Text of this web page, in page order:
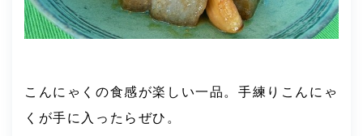
こんにゃくの食感が楽しい一品。手練りこんにゃ
くが手に入ったらぜひ。